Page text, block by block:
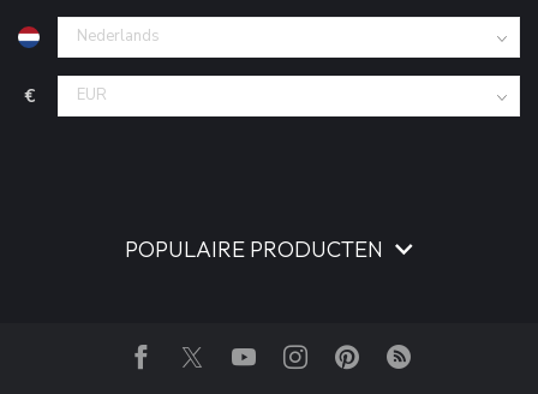
€
POPULAIRE PRODUCTEN